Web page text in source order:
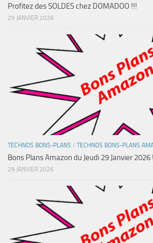
Profitez des SOLDES chez DOMADOO !!!
29 JANVIER 2026
TECHNOS BONS-PLANS / TECHNOS BONS-PLANS
Bons Plans Amazon du Jeudi 29 Janvier 2026
29 JANVIER 2026